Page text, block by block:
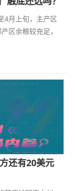
4月上旬，主产区
区余粮较充足，
还有20美元